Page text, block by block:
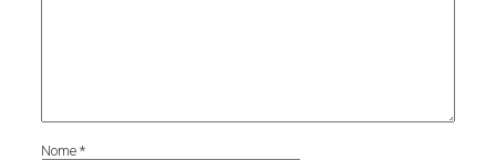
Nome*